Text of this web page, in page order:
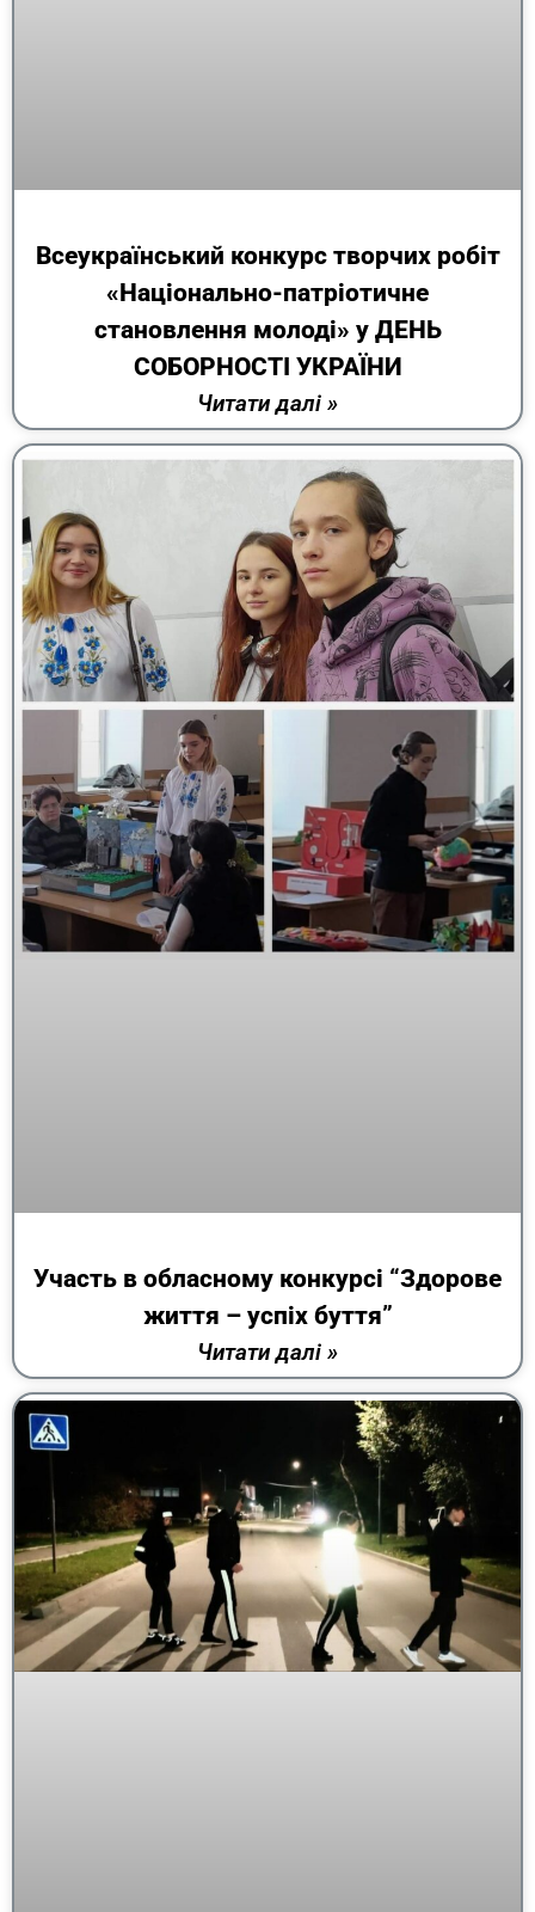
Всеукраїнський конкурс творчих робіт
«Національно-патріотичне
становлення молоді» у ДЕНЬ
СОБОРНОСТІ УКРАЇНИ
Читати далі »
Участь в обласному конкурсі “Здорове
життя – успіх буття”
Читати далі »